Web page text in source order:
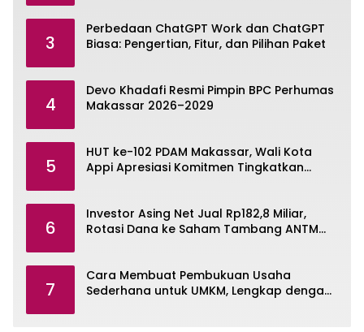
3
Perbedaan ChatGPT Work dan ChatGPT
Biasa: Pengertian, Fitur, dan Pilihan Paket
4
Devo Khadafi Resmi Pimpin BPC Perhumas
Makassar 2026–2029
5
HUT ke-102 PDAM Makassar, Wali Kota
Appi Apresiasi Komitmen Tingkatkan
6
Investor Asing Net Jual Rp182,8 Miliar,
Rotasi Dana ke Saham Tambang ANTM
7
Cara Membuat Pembukuan Usaha
Sederhana untuk UMKM, Lengkap dengan